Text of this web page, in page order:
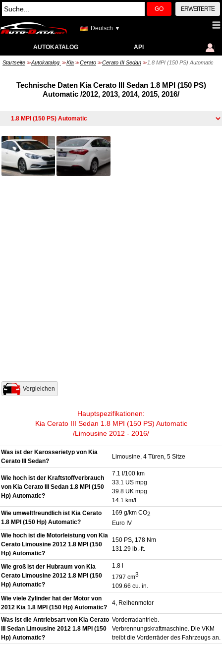
GO ERWEITERTE
Deutsch ▼
AUTOKATALOG API
Startseite >> Autokatalog >> Kia >> Cerato >> Cerato III Sedan >> 1.8 MPI (150 PS) Automatic
Technische Daten Kia Cerato III Sedan 1.8 MPI (150 PS)
Automatic /2012, 2013, 2014, 2015, 2016/
Vergleichen
Hauptspezifikationen:
Kia Cerato III Sedan 1.8 MPI (150 PS) Automatic
/Limousine 2012 - 2016/
Was ist der Karosserietyp von Kia
Cerato III Sedan?
Limousine, 4 Türen, 5 Sitze
Wie hoch ist der Kraftstoffverbrauch
von Kia Cerato III Sedan 1.8 MPI (150
Hp) Automatic?
7.1 l/100 km
33.1 US mpg
39.8 UK mpg
14.1 km/l
Wie umweltfreundlich ist Kia Cerato
1.8 MPI (150 Hp) Automatic?
169 g/km CO2
Euro IV
Wie hoch ist die Motorleistung von Kia
Cerato Limousine 2012 1.8 MPI (150
Hp) Automatic?
150 PS, 178 Nm
131.29 lb.-ft.
Wie groß ist der Hubraum von Kia
Cerato Limousine 2012 1.8 MPI (150
Hp) Automatic?
1.8 l
1797 cm3
109.66 cu. in.
Wie viele Zylinder hat der Motor von
2012 Kia 1.8 MPI (150 Hp) Automatic?
4, Reihenmotor
Was ist die Antriebsart von Kia Cerato
III Sedan Limousine 2012 1.8 MPI (150
Hp) Automatic?
Vorderradantrieb.
Verbrennungskraftmaschine. Die VKM
treibt die Vorderräder des Fahrzeugs an.